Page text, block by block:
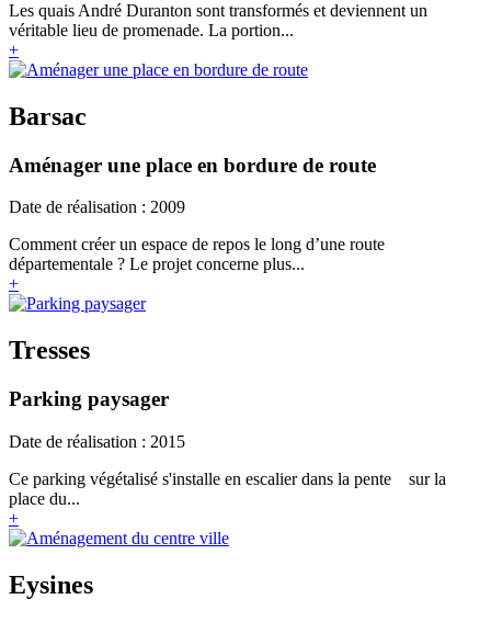
Les quais André Duranton sont transformés et deviennent un
véritable lieu de promenade. La portion...
+
Barsac
Aménager une place en bordure de route
Date de réalisation : 2009
Comment créer un espace de repos le long d’une route
départementale ? Le projet concerne plus...
+
Tresses
Parking paysager
Date de réalisation : 2015
Ce parking végétalisé s'installe en escalier dans la pente sur la
place du...
+
Eysines